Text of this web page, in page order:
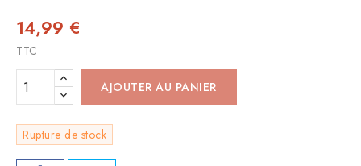
14,99 €
TTC
AJOUTER AU PANIER
Rupture de stock